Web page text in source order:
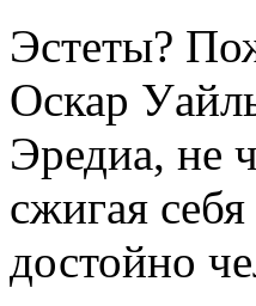
Эстеты?
Оскар
Эредиа, не
сжигая
достойно